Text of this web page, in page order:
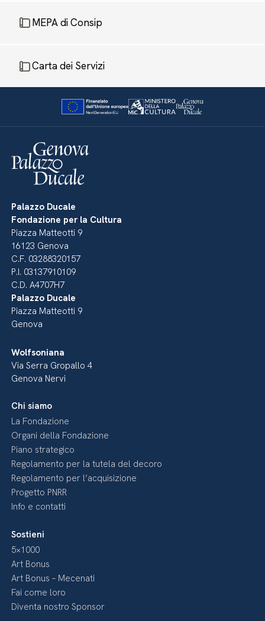
MEPA di Consip
Carta dei Servizi
Palazzo Ducale
Fondazione per la Cultura
Piazza Matteotti 9
16123 Genova
C.F. 03288320157
P.I. 03137910109
C.D. A4707H7
Palazzo Ducale
Piazza Matteotti 9
Genova
Wolfsoniana
Via Serra Gropallo 4
Genova Nervi
Chi siamo
La Fondazione
Organi della Fondazione
Piano strategico
Regolamento per la tutela del decoro
Regolamento per l’acquisizione
Progetto PNRR
Info e contatti
Sostieni
5×1000
Art Bonus
Art Bonus – Mecenati
Fai come loro
Diventa nostro Sponsor